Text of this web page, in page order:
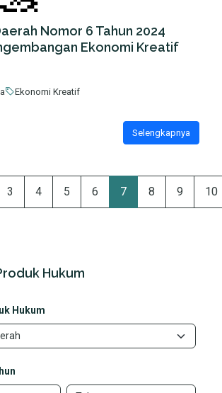
Nomor 6 Tahun 2024
Ekonomi Kreatif
Ekonomi Kreatif
Selengkapnya
3 4 5 6 7 8 9 10
Hukum
Hukum